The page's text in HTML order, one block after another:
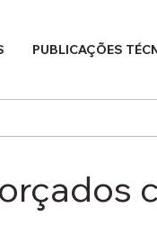
PUBLICAÇÕES